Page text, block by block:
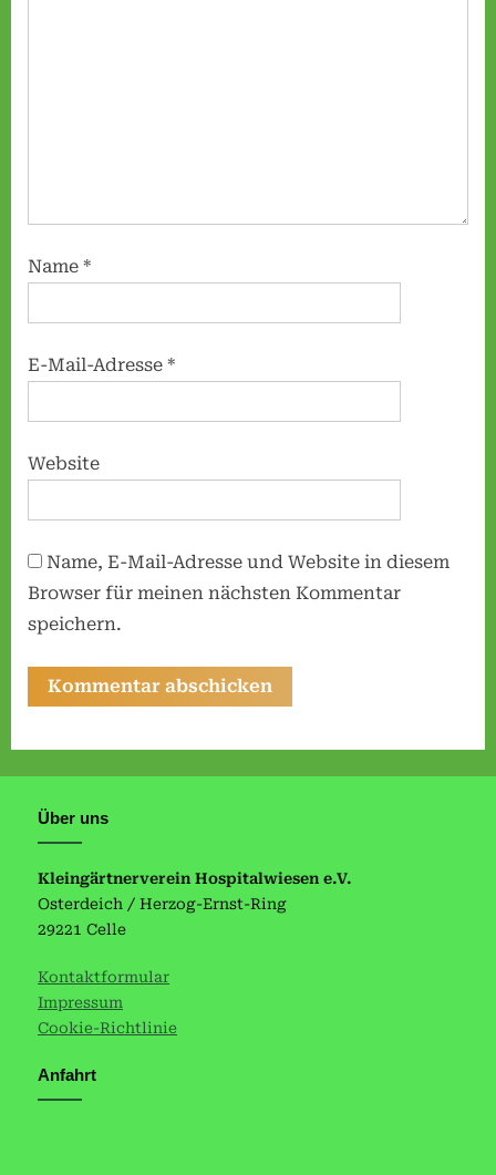
Name *
E-Mail-Adresse *
Website
Name, E-Mail-Adresse und Website in diesem
Browser für meinen nächsten Kommentar
speichern.
Über uns
Kleingärtnerverein Hospitalwiesen e.V.
Osterdeich / Herzog-Ernst-Ring
29221 Celle
Kontaktformular
Impressum
Cookie-Richtlinie
Anfahrt